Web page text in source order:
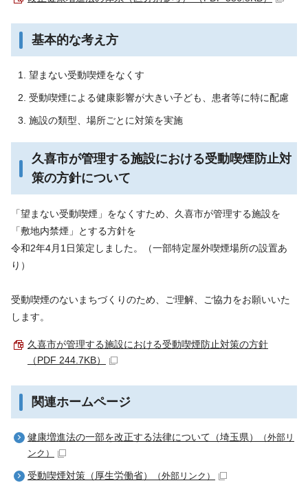
基本的な考え方
望まない受動喫煙をなくす
受動喫煙による健康影響が大きい子ども、患者等に特に配慮
施設の類型、場所ごとに対策を実施
久喜市が管理する施設における受動喫煙防止対
策の方針について
「望まない受動喫煙」をなくすため、久喜市が管理する施設を
「敷地内禁煙」とする方針を
令和2年4月1日策定しました。（一部特定屋外喫煙場所の設置あ
り）
受動喫煙のないまちづくりのため、ご理解、ご協力をお願いいた
します。
久喜市が管理する施設における受動喫煙防止対策の方針
（PDF 244.7KB）
関連ホームページ
健康増進法の一部を改正する法律について（埼玉県）
（外部リ
ンク）
受動喫煙対策（厚生労働省） （外部リンク）